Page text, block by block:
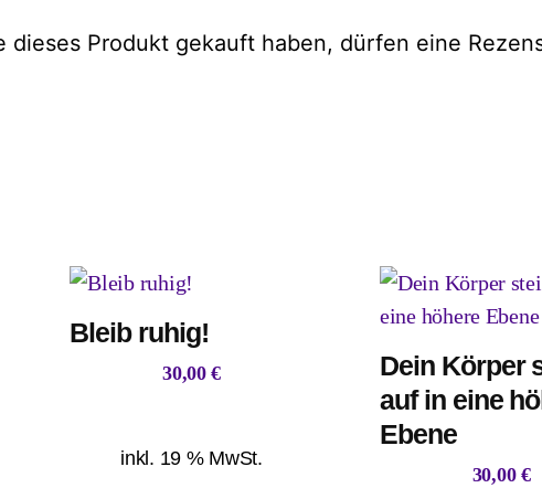
dieses Produkt gekauft haben, dürfen eine
Bleib ruhig!
30,00€
inkl. 19 % MwSt.
Dein Körper
auf in eine
Ebene
30,00€